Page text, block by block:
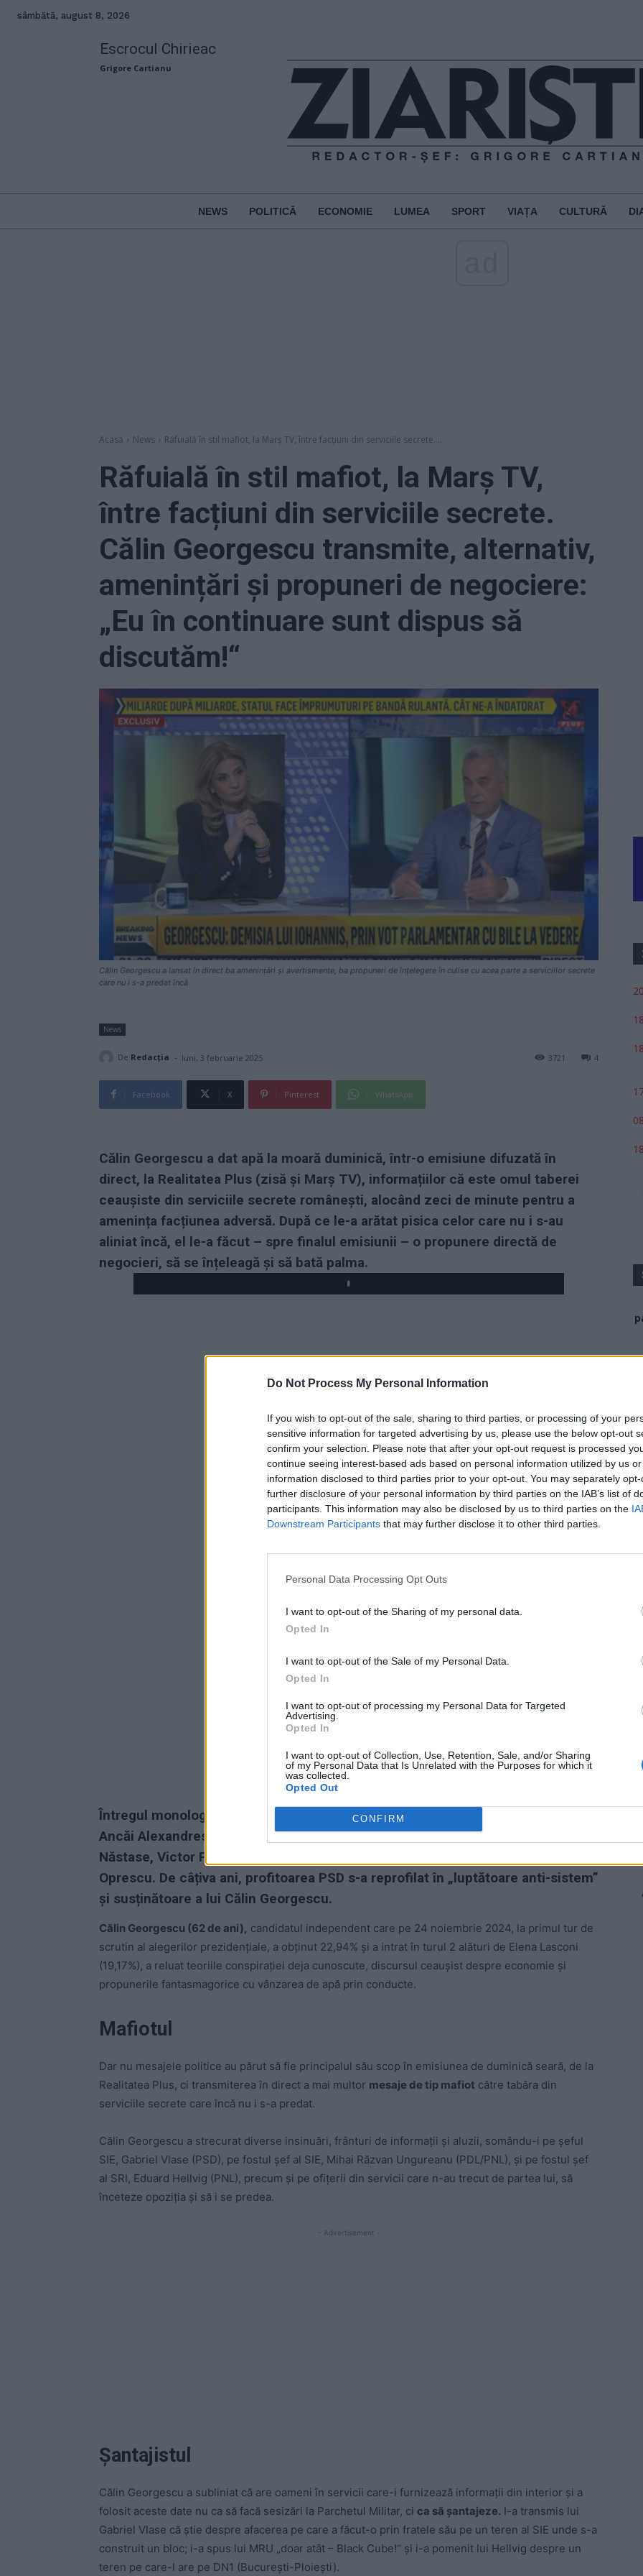
Do Not Process My Personal Information
If you wish to opt-out of the sale, sharing to third parties, or processing of your
sensitive information for targeted advertising by us, please use the below opt-out
confirm your selection. Please note that after your opt-out request is processed
continue seeing interest-based ads based on personal information utilized by us
information disclosed to third parties prior to your opt-out. You may separately
further disclosure of your personal information by third parties on the IAB’s list of
participants. This information may also be disclosed by us to third parties on the
Downstream Participants that may further disclose it to other third parties.
Personal Data Processing Opt Outs
I want to opt-out of the Sharing of my personal data.
Opted In
I want to opt-out of the Sale of my Personal Data.
Opted In
I want to opt-out of processing my Personal Data for Targeted
Advertising.
Opted In
I want to opt-out of Collection, Use, Retention, Sale, and/or Sharing
of my Personal Data that Is Unrelated with the Purposes for which it
was collected.
Opted Out
CONFIRM
sâmbătă, august 8, 2026
Escrocul Chirieac
Grigore Cartianu
NEWS POLITICĂ ECONOMIE LUMEA SPORT VIAȚA CULTURĂ
Acasă News Răfuială în stil mafiot, la Marș TV, între facțiuni din serviciile secrete....
Răfuială în stil mafiot, la Marș TV,
între facțiuni din serviciile secrete.
Călin Georgescu transmite, alternativ,
amenințări și propuneri de negociere:
„Eu în continuare sunt dispus să
discutăm!“
Călin Georgescu a lansat în direct ba amenințări și avertismente, ba propuneri de înțelegere în culise cu acea parte a serviciilor secrete
care nu i s-a predat încă
News
De Redacţia - luni, 3 februarie 2025 4
3721
Facebook X Pinterest WhatsApp
Călin Georgescu a dat apă la moară duminică, într-o emisiune difuzată în
direct, la Realitatea Plus (zisă și Marș TV), informațiilor că este omul taberei
ceaușiste din serviciile secrete românești, alocând zeci de minute pentru a
amenința facțiunea adversă. După ce le-a arătat pisica celor care nu i s-au
aliniat încă, el le-a făcut – spre finalul emisiunii – o propunere directă de
negocieri, să se înțeleagă și să bată palma.
Play
ad
Întregul monolog, de neconceput într-o țară normală, a avut loc în emisiunea
Ancăi Alexandrescu, fosta consilieră a mai multor premieri PSD – Adrian
Năstase, Victor Ponta, Liviu Dragnea, Viorica Dăncilă – și a primarului Sorin
Oprescu. De câțiva ani, profitoarea PSD s-a reprofilat în „luptătoare anti-sistem”
și susținătoare a lui Călin Georgescu.
Călin Georgescu (62 de ani), candidatul independent care pe 24 noiembrie 2024, la primul tur de
scrutin al alegerilor prezidențiale, a obținut 22,94% și a intrat în turul 2 alături de Elena Lasconi
(19,17%), a reluat teoriile conspirației deja cunoscute, discursul ceaușist despre economie și
propunerile fantasmagorice cu vânzarea de apă prin conducte.
Mafiotul
Dar nu mesajele politice au părut să fie principalul său scop în emisiunea de duminică seară, de la
Realitatea Plus, ci transmiterea în direct a mai multor mesaje de tip mafiot către tabăra din
serviciile secrete care încă nu i s-a predat.
Călin Georgescu a strecurat diverse insinuări, frânturi de informații și aluzii, somându-i pe șeful
SIE, Gabriel Vlase (PSD), pe fostul șef al SIE, Mihai Răzvan Ungureanu (PDL/PNL), și pe fostul șef
al SRI, Eduard Hellvig (PNL), precum și pe ofițerii din servicii care n-au trecut de partea lui, să
înceteze opoziția și să i se predea.
- Advertisement -
Șantajistul
Călin Georgescu a subliniat că are oameni în servicii care-i furnizează informații din interior și a
folosit aceste date nu ca să facă sesizări la Parchetul Militar, ci ca să șantajeze. I-a transmis lui
Gabriel Vlase că știe despre afacerea pe care a făcut-o prin fratele său pe un teren al SIE unde s-a
construit un bloc; i-a spus lui MRU „doar atât – Black Cube!“ și i-a pomenit lui Hellvig despre un
teren pe care-l are pe DN1 (București-Ploiești).